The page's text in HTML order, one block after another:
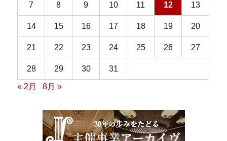
7 8 9 10 11 12 13
14 15 16 17 18 19 20
21 22 23 24 25 26 27
28 29 30 31
« 2月 8月 »